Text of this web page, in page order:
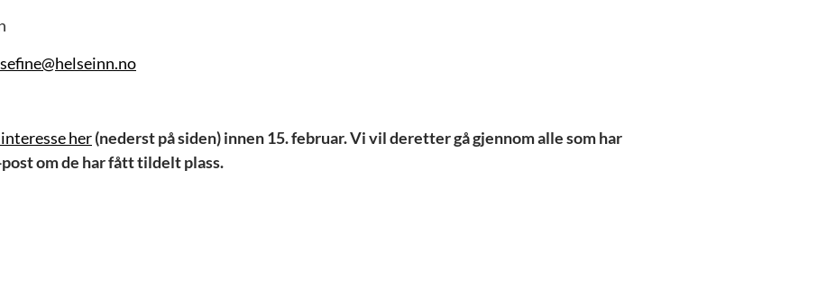
her(nederst på siden)innen 15. februar. Vi vil deretter gå gjennom alle som har
om de har fått tildelt plass.